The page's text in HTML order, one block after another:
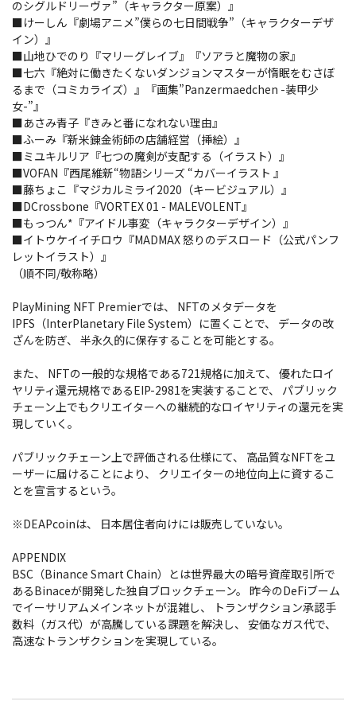
のシグルドリーヴァ”（キャラクター原案）』
■けーしん『劇場アニメ”僕らの七日間戦争”（キャラクターデザ
イン）』
■山地ひでのり『マリーグレイブ』『ソアラと魔物の家』
■七六『絶対に働きたくないダンジョンマスターが惰眠をむさぼ
るまで（コミカライズ）』『画集”Panzermaedchen -装甲少
女-”』
■あさみ青子『きみと番になれない理由』
■ふーみ『新米錬金術師の店舗経営（挿絵）』
■ミユキルリア『七つの魔剣が支配する（イラスト）』
■VOFAN『西尾維新“物語シリーズ “カバーイラスト 』
■藤ちょこ『マジカルミライ2020（キービジュアル）』
■DCrossbone『VORTEX 01 - MALEVOLENT』
■もっつん*『アイドル事変（キャラクターデザイン）』
■イトウケイイチロウ『MADMAX 怒りのデスロード（公式パンフ
レットイラスト）』
（順不同/敬称略）
PlayMining NFT Premierでは、 NFTのメタデータを
IPFS（InterPlanetary File System）に置くことで、 データの改
ざんを防ぎ、 半永久的に保存することを可能とする。
また、 NFTの一般的な規格である721規格に加えて、 優れたロイ
ヤリティ還元規格であるEIP-2981を実装することで、 パブリック
チェーン上でもクリエイターへの継続的なロイヤリティの還元を実
現していく。
パブリックチェーン上で評価される仕様にて、 高品質なNFTをユ
ーザーに届けることにより、 クリエイターの地位向上に資するこ
とを宣言するという。
※DEAPcoinは、 日本居住者向けには販売していない。
APPENDIX
BSC（Binance Smart Chain）とは世界最大の暗号資産取引所で
あるBinaceが開発した独自ブロックチェーン。 昨今のDeFiブーム
でイーサリアムメインネットが混雑し、 トランザクション承認手
数料（ガス代）が高騰している課題を解決し、 安価なガス代で、
高速なトランザクションを実現している。